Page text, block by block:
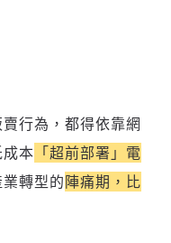
行為，都得依靠網
本 「超前部署」電
業轉型的陣痛期，比